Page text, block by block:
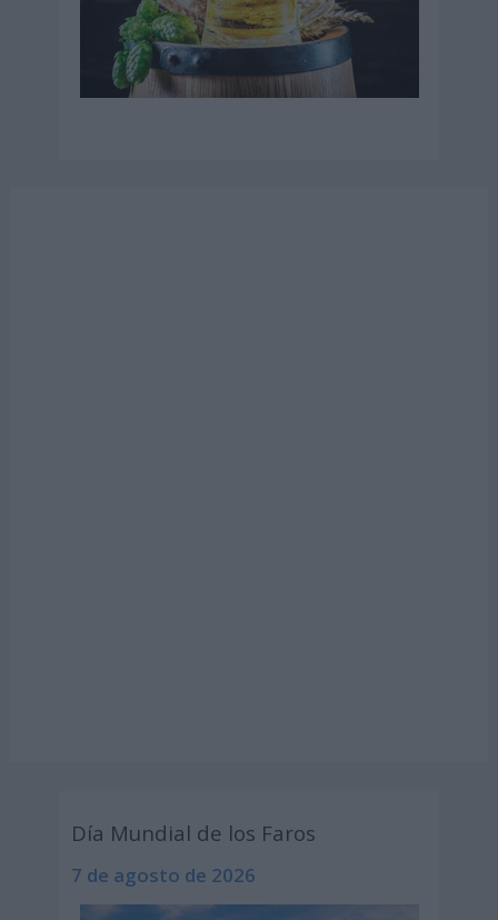
Día Mundial de los Faros
7 de agosto de 2026